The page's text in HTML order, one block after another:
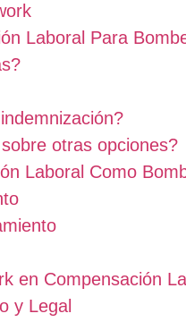
Laboral Para
otras opciones?
Laboral Como
en Compensación
y Legal